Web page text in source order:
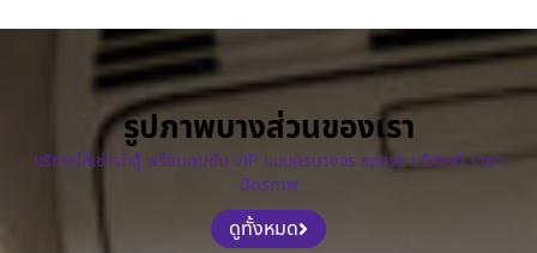
รูปภาพบางส่วนของเรา
บริการให้เช่ารถตู้ พร้อมคนขับ VIP แบบครบวงจร รถสวย บริการดี ราคา
มิตรภาพ
ดูทั้งหมด